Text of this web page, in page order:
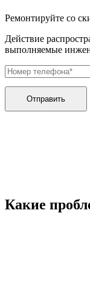
Ремонтируйте со
Действие
выполняемые
Отправить
Какие